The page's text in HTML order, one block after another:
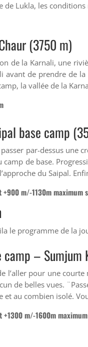
de Lukla, les
(3750 m)
de la Karnali, une
avant de prendre de
la vallée de la
base camp
par-dessus une
de base.
du Saipal.
m/-1130m maximum
le programme de la
camp – Sumjum
l’aller pour une
de belles vues.
au combien isolé.
m/-1600m